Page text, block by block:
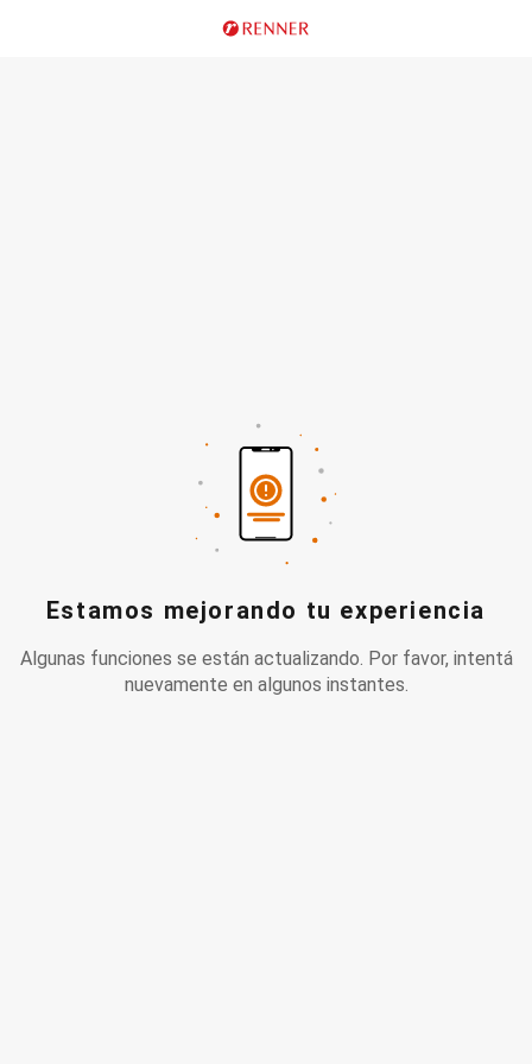
Estamos mejorando tu experiencia
Algunas funciones se están actualizando. Por favor, intentá
nuevamente en algunos instantes.